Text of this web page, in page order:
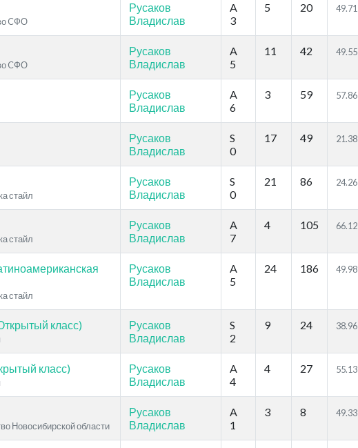
CФО
Русаков
Владислав
A
3
5 20 49.71
CФО
Русаков
Владислав
A
5
11 42 49.55
Русаков
Владислав
A
6
3 59 57.86
Русаков
Владислав
S
0
17 49 21.38
стайл
Русаков
Владислав
S
0
21 86 24.26
стайл
Русаков
Владислав
A
7
4 105 66.12
стайл
Русаков
Владислав
A
5
24 186 49.98
класс)
Русаков
Владислав
S
2
9 24 38.96
класс)
Русаков
Владислав
A
4
4 27 55.13
Новосибирской области
Русаков
Владислав
A
1
3 8 49.33